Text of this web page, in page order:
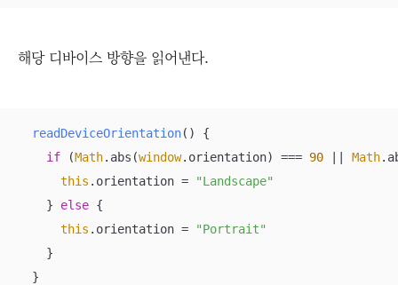
해당 디바이스 방향을 읽어낸다.
readDeviceOrientation( )
{
if (Math.abs(window.orientation) === 90 Math
this .orientation =
"Landscape"
    }
else {
this .orientation =
"Portrait"
    }
  }